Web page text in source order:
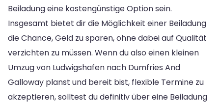
Beiladung eine kostengünstige Option sein.
Insgesamt bietet dir die Möglichkeit einer Beiladung
die Chance, Geld zu sparen, ohne dabei auf Qualität
verzichten zu müssen. Wenn du also einen kleinen
Umzug von Ludwigshafen nach Dumfries And
Galloway planst und bereit bist, flexible Termine zu
akzeptieren, solltest du definitiv über eine Beiladung